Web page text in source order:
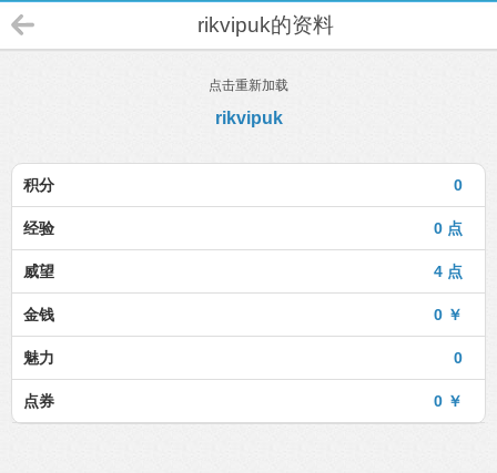
rikvipuk的资料
点击重新加载
rikvipuk
0
积分
0 点
经验
4 点
威望
0 ￥
金钱
0
魅力
0 ￥
点券